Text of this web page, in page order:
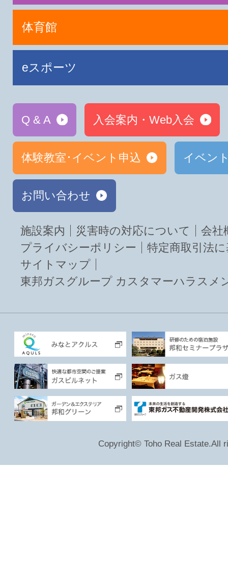
体育館
eスポーツ
Q & A 入会案内・Web入会
体験教室･イベント申込 イベン
お問い合わせ
施設案内 災害時の対応について
会社
プライバシーポリシー
特定商取引法
サイトマップ
東邦ガスグループ カスタマーハラスメ
Copyright© Toho Real Estate.All